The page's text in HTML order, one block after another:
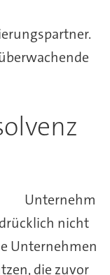
Unternehm
nicht
Unternehmen
die zuvor